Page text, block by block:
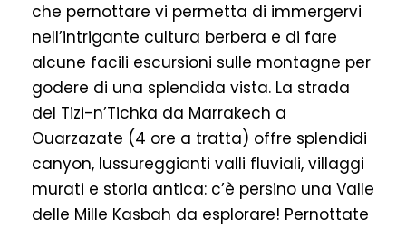
che pernottare vi permetta di immergervi
nell’intrigante cultura berbera e di fare
alcune facili escursioni sulle montagne per
godere di una splendida vista. La strada
del Tizi-n’Tichka da Marrakech a
Ouarzazate (4 ore a tratta) offre splendidi
canyon, lussureggianti valli fluviali, villaggi
murati e storia antica: c’è persino una Valle
delle Mille Kasbah da esplorare! Pernottate